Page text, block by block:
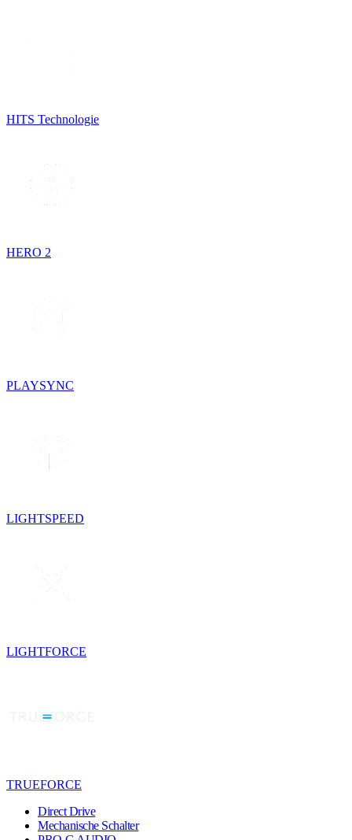
HITS Technologie
HERO 2
PLAYSYNC
LIGHTSPEED
LIGHTFORCE
TRUEFORCE
Direct Drive
Mechanische Schalter